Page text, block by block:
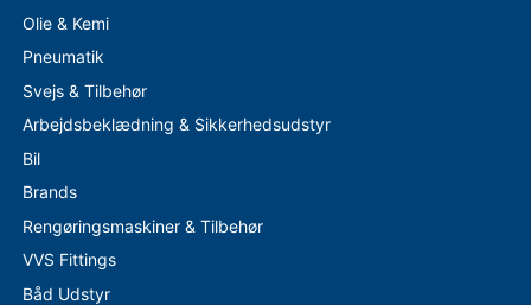
Olie & Kemi
Pneumatik
Svejs & Tilbehør
Arbejdsbeklædning & Sikkerhedsudstyr
Bil
Brands
Rengøringsmaskiner & Tilbehør
VVS Fittings
Båd Udstyr